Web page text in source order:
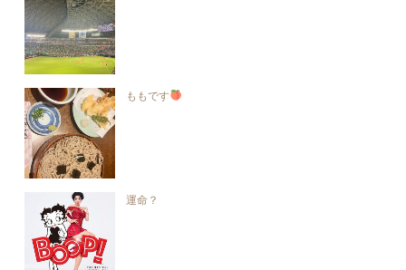
ももです
運命？